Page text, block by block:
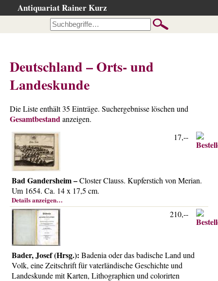
Antiquariat Rainer Kurz
…nach Beschreibung
…nach Kategorie
…nach Person
Neuzugänge
…der letzten Wochen
…der letzten Tage
Suchergebnisse
Ankauf
Warenkorb
Über uns
Kontakt
Impressum
Versandkosten
Deutschland – Orts- und
Landeskunde
Die Liste enthält 35 Einträge. Suchergebnisse löschen und
Gesamtbestandanzeigen.
Bad Gandersheim –Closter Clauss. Kupferstich von Merian.
Um 1654. Ca. 14 x 17,5 cm.
Details anzeigen…
17,--
Bader, Josef (Hrsg.): Badenia oder das badische Land und
Volk, eine Zeitschrift für vaterländische Geschichte und
Landeskunde mit Karten, Lithographien und colorirten
210,--